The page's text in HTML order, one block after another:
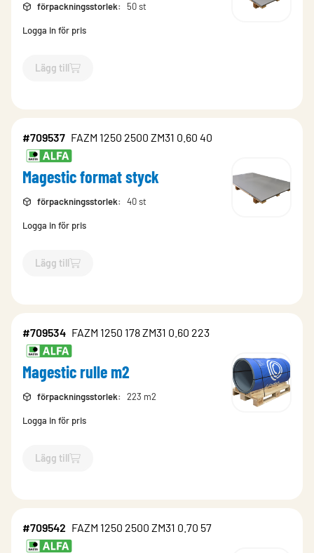
förpackningsstorlek: 50 st
Logga in för pris
Lägg till
`$Lägg till
#709537 FAZM 1250 2500 ZM31 0.60 40
Magestic format styck
förpackningsstorlek: 40 st
Logga in för pris
Lägg till
`$Lägg till
#709534 FAZM 1250 178 ZM31 0.60 223
Magestic rulle m2
förpackningsstorlek: 223 m2
Logga in för pris
Lägg till
`$Lägg till
#709542 FAZM 1250 2500 ZM31 0.70 57